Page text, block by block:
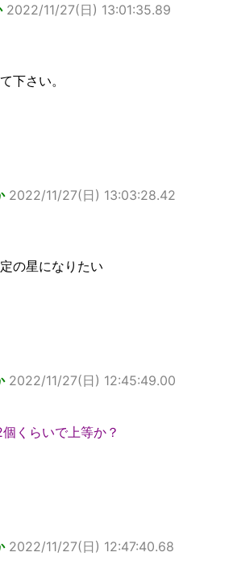
2022/11/27(日) 13:01:35.89
下さい。
2022/11/27(日) 13:03:28.42
の星になりたい
2022/11/27(日) 12:45:49.00
くらいで上等か？
2022/11/27(日) 12:47:40.68